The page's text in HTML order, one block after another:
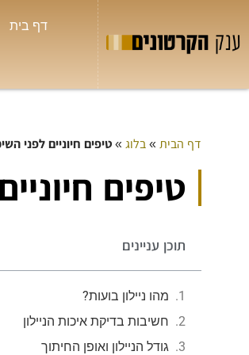
דף בית
דף הבית » בלוג » טיפים חיוניים לפני
טיפים
תוכן עניינים
מהו ניילון בועות?
חשיבות בדיקת איכות הניילון
גודל הניילון ואופן החיתוך